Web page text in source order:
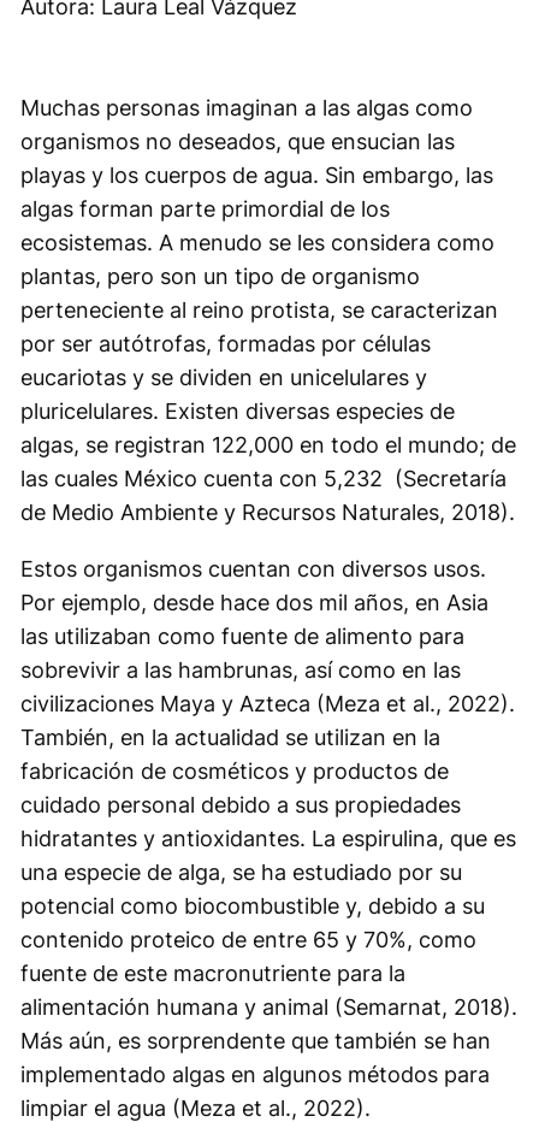
Autora: Laura Leal Vázquez
Muchas personas imaginan a las algas como
organismos no deseados, que ensucian las
playas y los cuerpos de agua. Sin embargo, las
algas forman parte primordial de los
ecosistemas. A menudo se les considera como
plantas, pero son un tipo de organismo
perteneciente al reino protista, se caracterizan
por ser autótrofas, formadas por células
eucariotas y se dividen en unicelulares y
pluricelulares. Existen diversas especies de
algas, se registran 122,000 en todo el mundo; de
las cuales México cuenta con 5,232 (Secretaría
de Medio Ambiente y Recursos Naturales, 2018).
Estos organismos cuentan con diversos usos.
Por ejemplo, desde hace dos mil años, en Asia
las utilizaban como fuente de alimento para
sobrevivir a las hambrunas, así como en las
civilizaciones Maya y Azteca (Meza et al., 2022).
También, en la actualidad se utilizan en la
fabricación de cosméticos y productos de
cuidado personal debido a sus propiedades
hidratantes y antioxidantes. La espirulina, que es
una especie de alga, se ha estudiado por su
potencial como biocombustible y, debido a su
contenido proteico de entre 65 y 70%, como
fuente de este macronutriente para la
alimentación humana y animal (Semarnat, 2018).
Más aún, es sorprendente que también se han
implementado algas en algunos métodos para
limpiar el agua (Meza et al., 2022).